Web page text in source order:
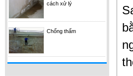
cách xử lý
Chống thấm